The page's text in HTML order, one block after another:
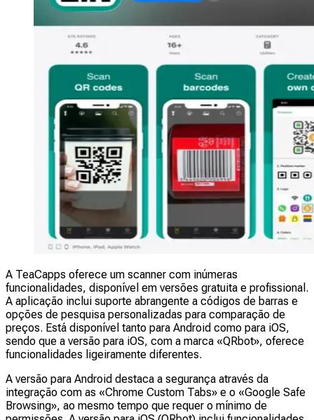
A TeaCapps oferece um scanner com inúmeras
funcionalidades, disponível em versões gratuita e profissional.
A aplicação inclui suporte abrangente a códigos de barras e
opções de pesquisa personalizadas para comparação de
preços. Está disponível tanto para Android como para iOS,
sendo que a versão para iOS, com a marca «QRbot», oferece
funcionalidades ligeiramente diferentes.
A versão para Android destaca a segurança através da
integração com as «Chrome Custom Tabs» e o «Google Safe
Browsing», ao mesmo tempo que requer o mínimo de